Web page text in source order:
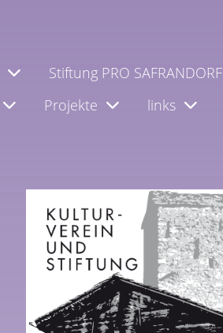
Stiftung PRO SAFRANDORF
Projekte links